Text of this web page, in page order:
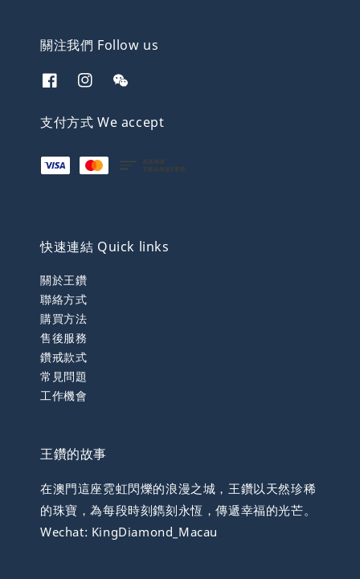
關注我們 Follow us
支付方式 We accept
快速連結 Quick links
關於王鑽
聯絡方式
購買方法
售後服務
鑽戒款式
常見問題
工作機會
王鑽的故事
在澳門這座霓虹閃爍的浪漫之城，王鑽以天然珍稀
的珠寶，為每段時刻鐫刻永恆，傳遞幸福的光芒。
Wechat: KingDiamond_Macau